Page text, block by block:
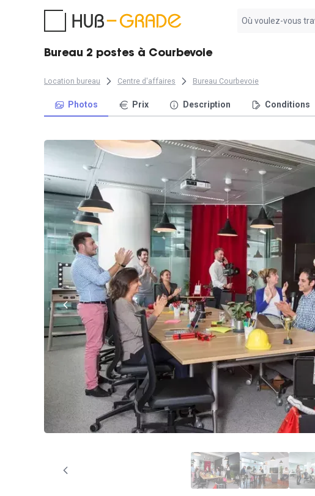
résultat
Bureau 2 postes à Courbevoie
Location bureau Centre d'affaires Bureau Courbevoie
Photos Prix Description Conditions